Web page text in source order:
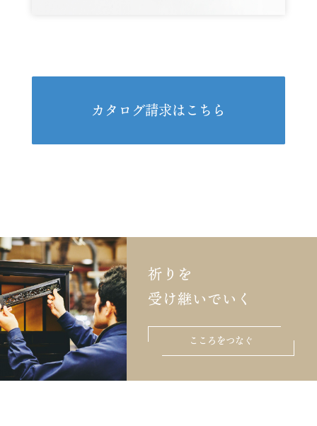
カタログ請求はこちら
祈りを
受け継いでいく
こころをつなぐ